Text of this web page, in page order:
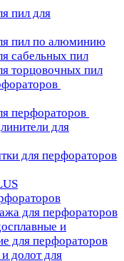
пил для
пил по алюминию
сабельных пил
торцовочных пил
перфораторов
для
для перфораторов
для перфораторов
и
для перфораторов
долот для